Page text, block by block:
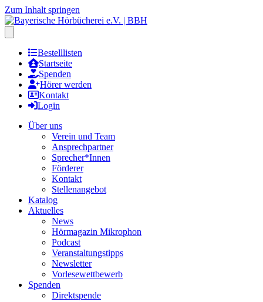
Zum Inhalt springen
Bestelllisten
Startseite
Spenden
Hörer werden
Kontakt
Login
Über uns
Verein und Team
Ansprechpartner
Sprecher*Innen
Förderer
Kontakt
Stellenangebot
Katalog
Aktuelles
News
Hörmagazin Mikrophon
Podcast
Veranstaltungstipps
Newsletter
Vorlesewettbewerb
Spenden
Direktspende